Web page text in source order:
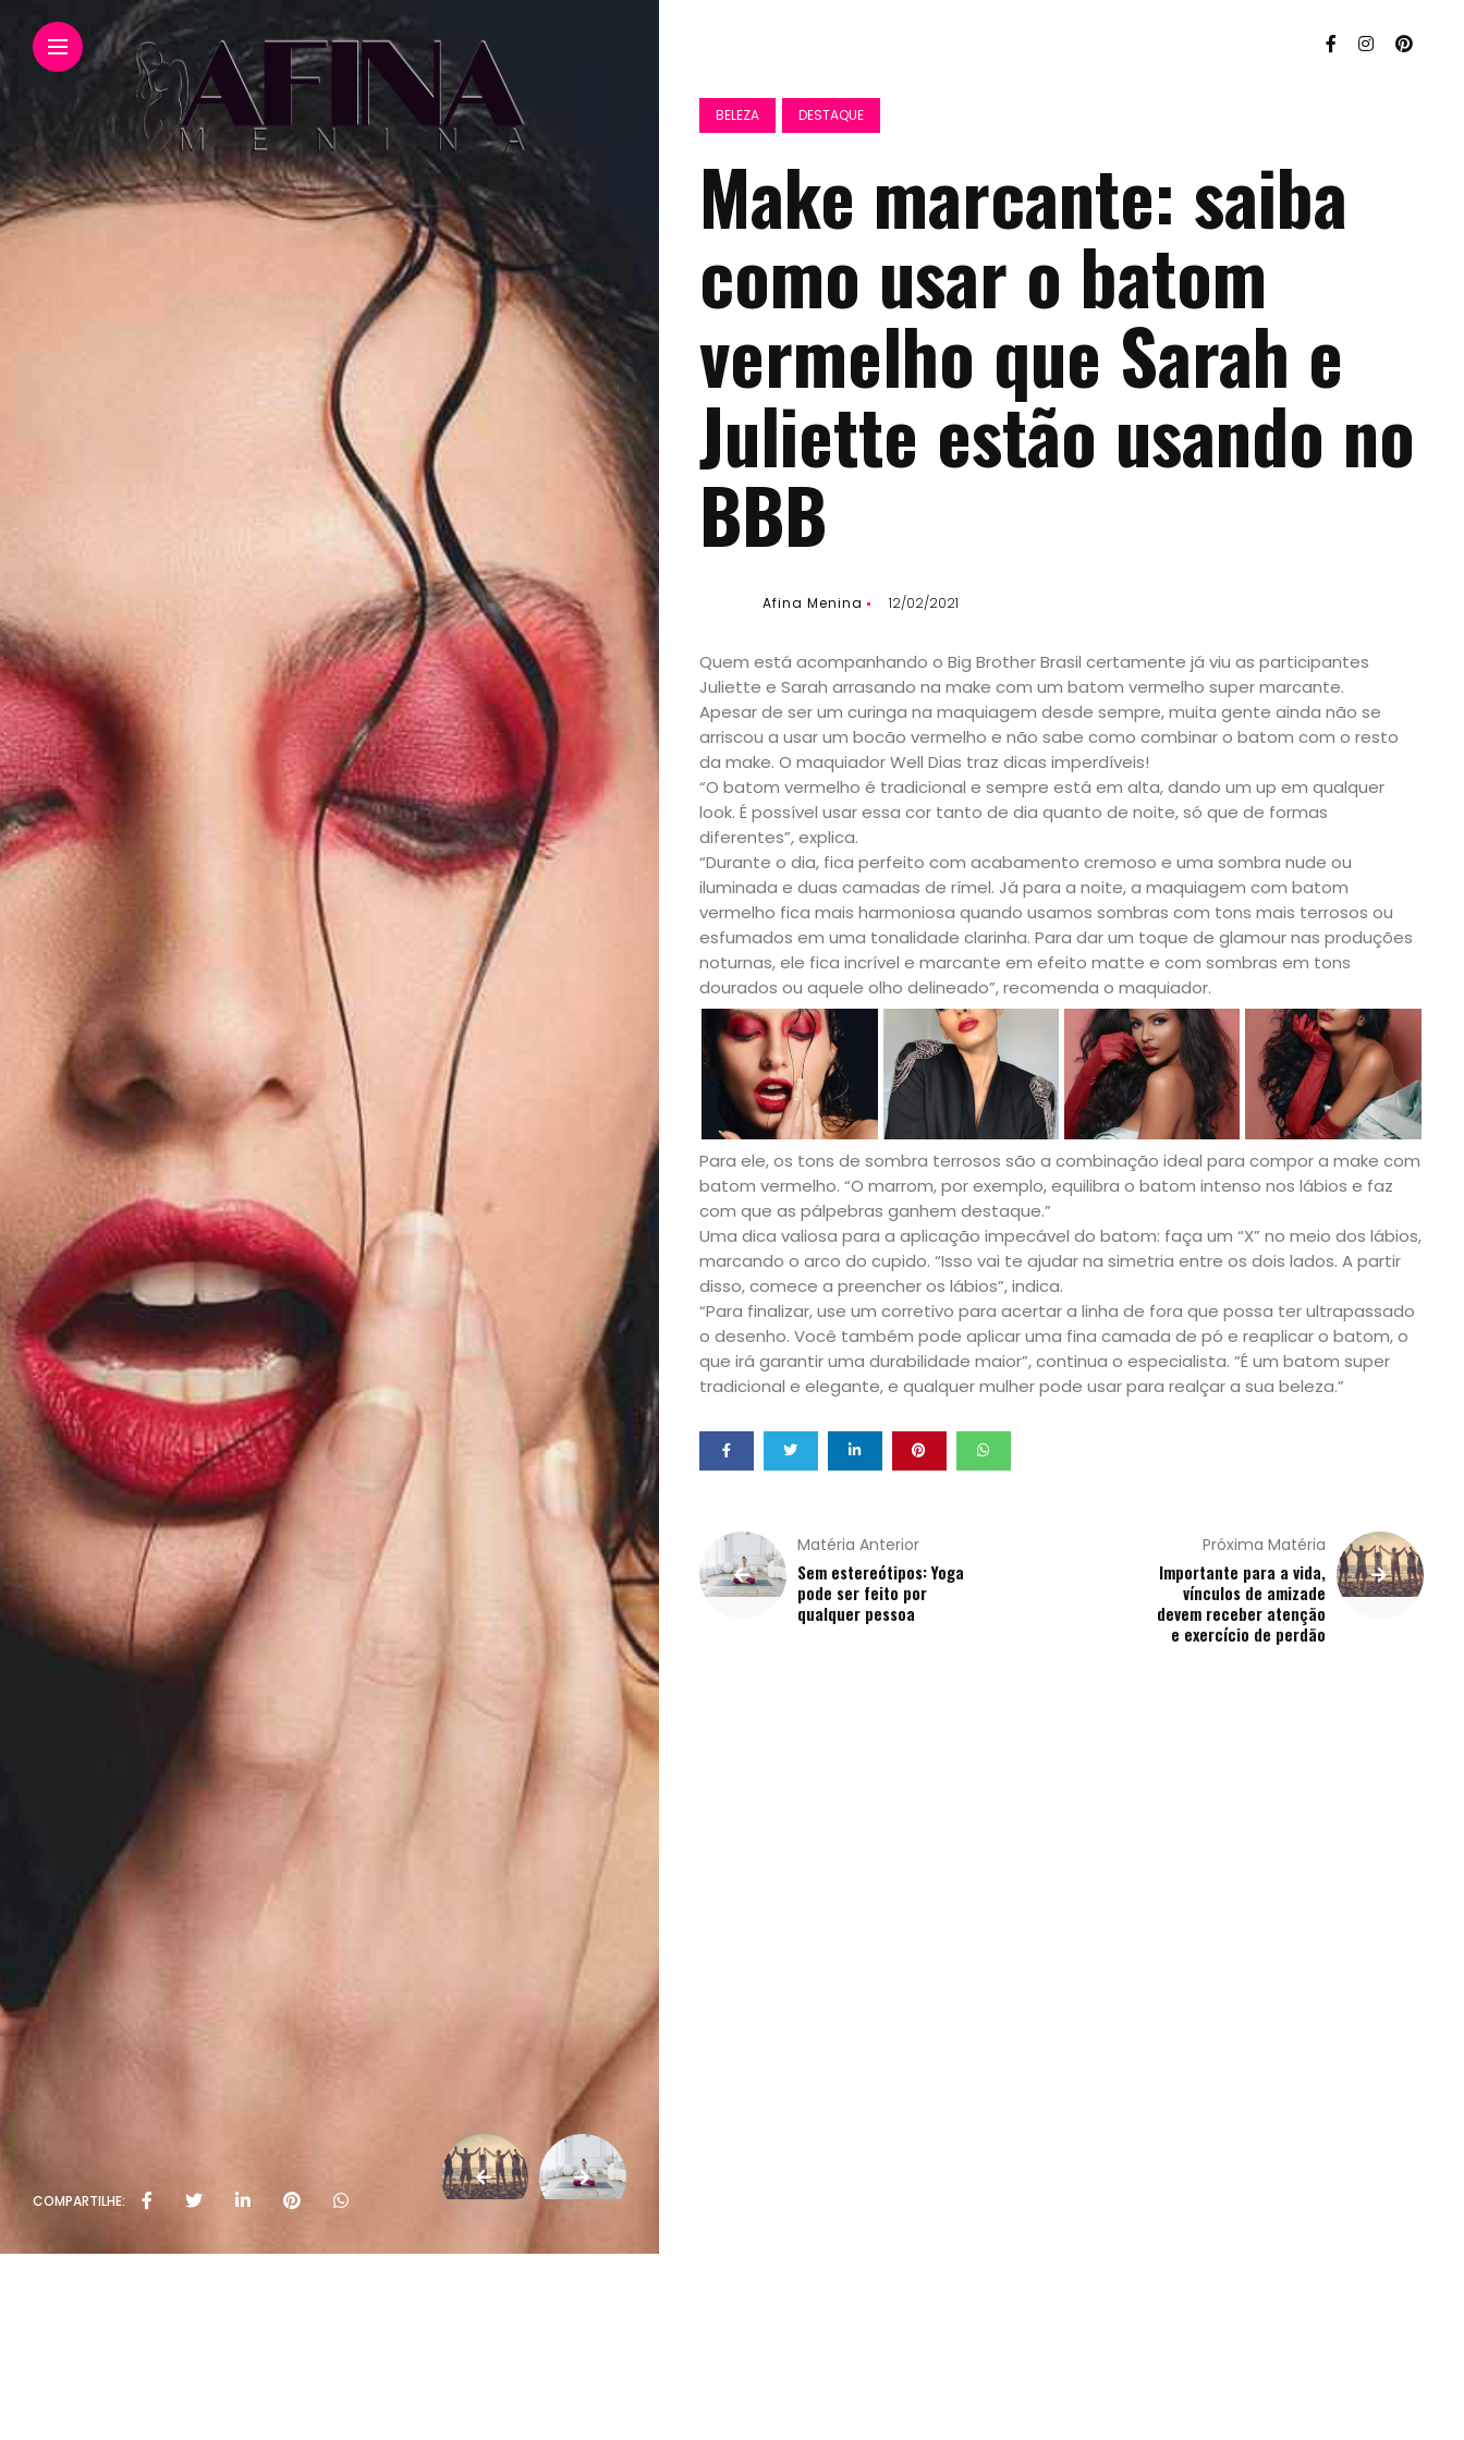
Início
Academia
Beleza
Bora
lá!
Casa
e
Decoração
Exclusiva
Homem
Mães
Notícias
Opinião
COMPARTILHE:
BELEZA DESTAQUE
Make marcante: saiba
como usar o batom
vermelho que Sarah e
Juliette estão usando no
BBB
Afina Menina 12/02/2021
Quem está acompanhando o Big Brother Brasil certamente já viu as participantes
Juliette e Sarah arrasando na make com um batom vermelho super marcante.
Apesar de ser um curinga na maquiagem desde sempre, muita gente ainda não se
arriscou a usar um bocão vermelho e não sabe como combinar o batom com o resto
da make. O maquiador Well Dias traz dicas imperdíveis!
“O batom vermelho é tradicional e sempre está em alta, dando um up em qualquer
look. É possível usar essa cor tanto de dia quanto de noite, só que de formas
diferentes”, explica.
“Durante o dia, fica perfeito com acabamento cremoso e uma sombra nude ou
iluminada e duas camadas de rímel. Já para a noite, a maquiagem com batom
vermelho fica mais harmoniosa quando usamos sombras com tons mais terrosos ou
esfumados em uma tonalidade clarinha. Para dar um toque de glamour nas produções
noturnas, ele fica incrível e marcante em efeito matte e com sombras em tons
dourados ou aquele olho delineado”, recomenda o maquiador.
Para ele, os tons de sombra terrosos são a combinação ideal para compor a make com
batom vermelho. “O marrom, por exemplo, equilibra o batom intenso nos lábios e faz
com que as pálpebras ganhem destaque.”
Uma dica valiosa para a aplicação impecável do batom: faça um “X” no meio dos lábios,
marcando o arco do cupido. “Isso vai te ajudar na simetria entre os dois lados. A partir
disso, comece a preencher os lábios”, indica.
“Para finalizar, use um corretivo para acertar a linha de fora que possa ter ultrapassado
o desenho. Você também pode aplicar uma fina camada de pó e reaplicar o batom, o
que irá garantir uma durabilidade maior”, continua o especialista. “É um batom super
tradicional e elegante, e qualquer mulher pode usar para realçar a sua beleza.”
Matéria Anterior
Sem estereótipos: Yoga
pode ser feito por
qualquer pessoa
Próxima Matéria
Importante para a vida,
vínculos de amizade
devem receber atenção
e exercício de perdão